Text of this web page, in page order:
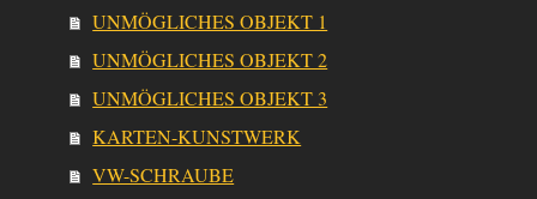
UNMÖGLICHES OBJEKT 1
UNMÖGLICHES OBJEKT 2
UNMÖGLICHES OBJEKT 3
KARTEN-KUNSTWERK
VW-SCHRAUBE